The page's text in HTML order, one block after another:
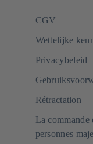
CGV
Wettelijke
Privacybeleid
Rétractation
La commande
personnes